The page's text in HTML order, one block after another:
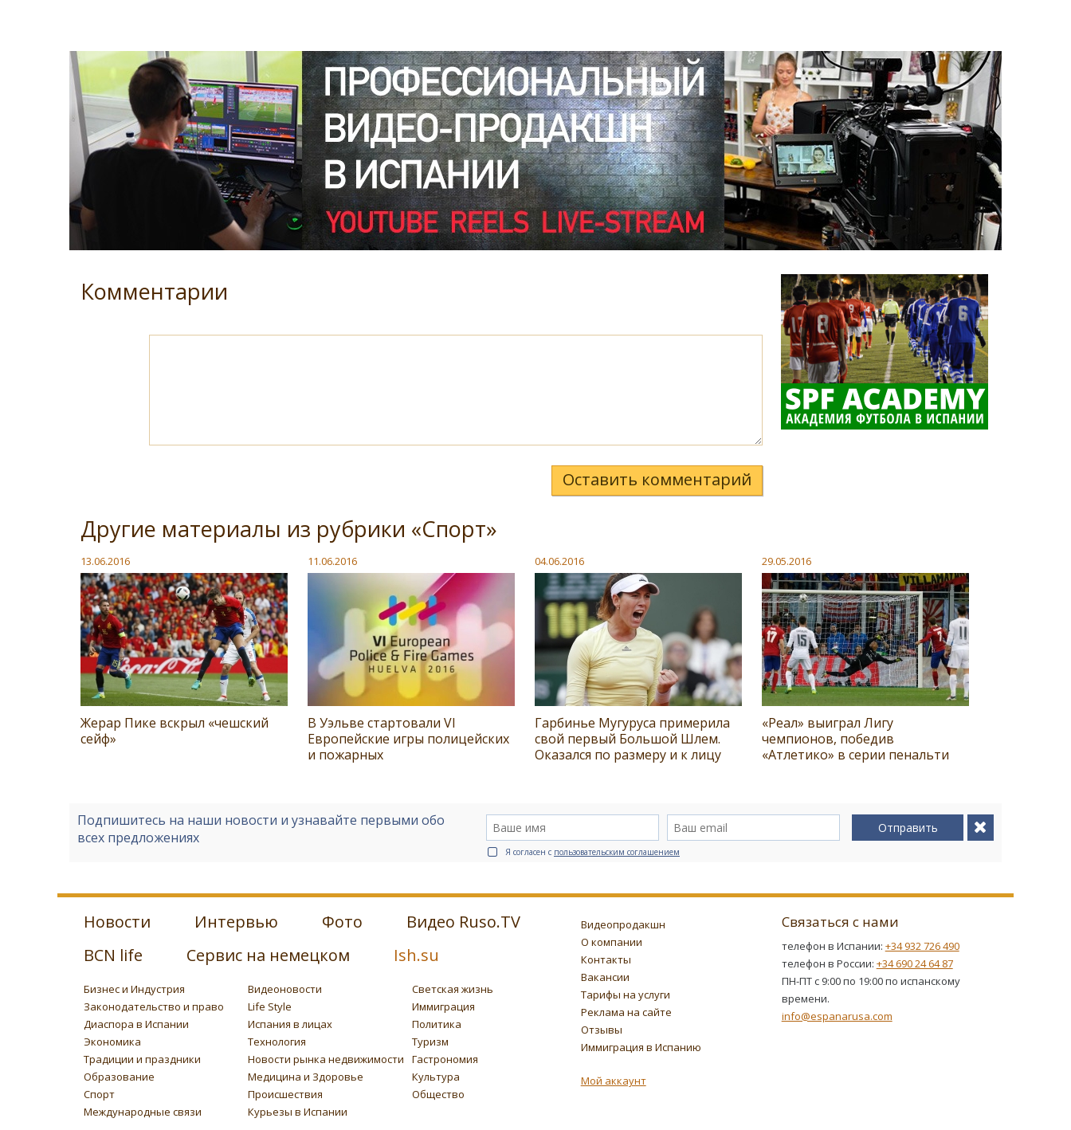
Комментарии
Оставить комментарий
Другие материалы из рубрики «Спорт»
13.06.2016
Жерар Пике вскрыл «чешский
сейф»
11.06.2016
В Уэльве стартовали VI
Европейские игры полицейских
и пожарных
04.06.2016
Гарбинье Мугуруса примерила
свой первый Большой Шлем.
Оказался по размеру и к лицу
29.05.2016
«Реал» выиграл Лигу
чемпионов, победив
«Атлетико» в серии пенальти
Подпишитесь на наши новости и узнавайте первыми обо
всех предложениях
Отправить
Я согласен с пользовательским соглашением
Новости Интервью Фото
Видео Ruso.TV
BCN life
Сервис на немецком Ish.su
Бизнес и Индустрия Видеоновости
Светская жизнь
Законодательство и право
Life Style
Иммиграция
Диаспора в Испании
Испания в лицах
Политика
Экономика
Технология
Туризм
Традиции и праздники
Новости рынка недвижимости
Гастрономия
Образование
Медицина и Здоровье
Культура
Спорт
Происшествия
Общество
Международные связи
Курьезы в Испании
Видеопродакшн
О компании
Контакты
Вакансии
Тарифы на услуги
Реклама на сайте
Отзывы
Иммиграция в Испанию
Мой аккаунт
Связаться с нами
телефон в Испании: +34 932 726 490
телефон в России: +34 690 24 64 87
ПН-ПТ с 9:00 по 19:00 по испанскому
времени.
info@espanarusa.com